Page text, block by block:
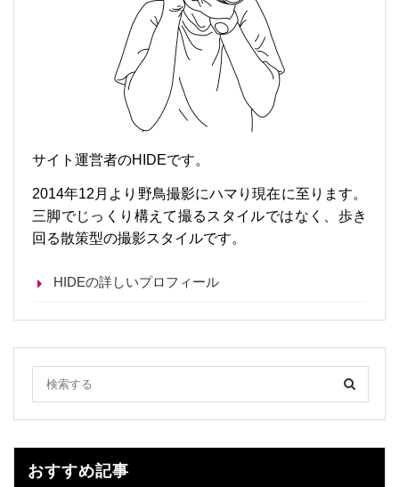
サイト運営者のHIDEです。
2014年12月より野鳥撮影にハマり現在に至ります。
三脚でじっくり構えて撮るスタイルではなく、歩き
回る散策型の撮影スタイルです。
HIDEの詳しいプロフィール
おすすめ記事